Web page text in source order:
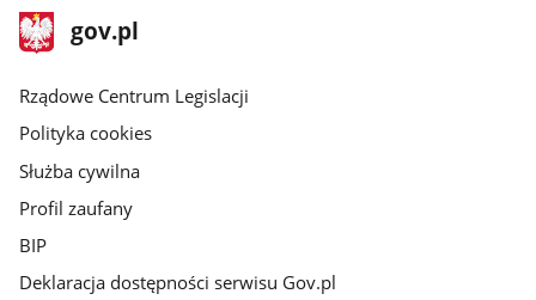
stopka
gov.plStrona
gov.pl
Rządowe Centrum Legislacji
Polityka cookies
Służba cywilna
Profil zaufany
BIP
Deklaracja dostępności serwisu Gov.pl